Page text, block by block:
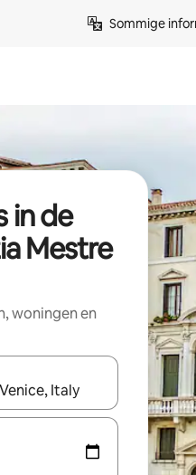
Sommige
in de
Mestre
woningen en
zijn, maak je een keuze met